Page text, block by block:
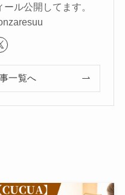
ル公開してます。
一覧へ